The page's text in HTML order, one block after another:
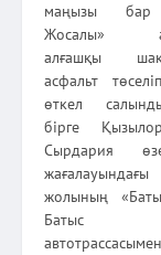
маңызы бар
Жосалы»
алғашқы
асфальт
өткел
бірге
Сырдария
жолының
Батыс